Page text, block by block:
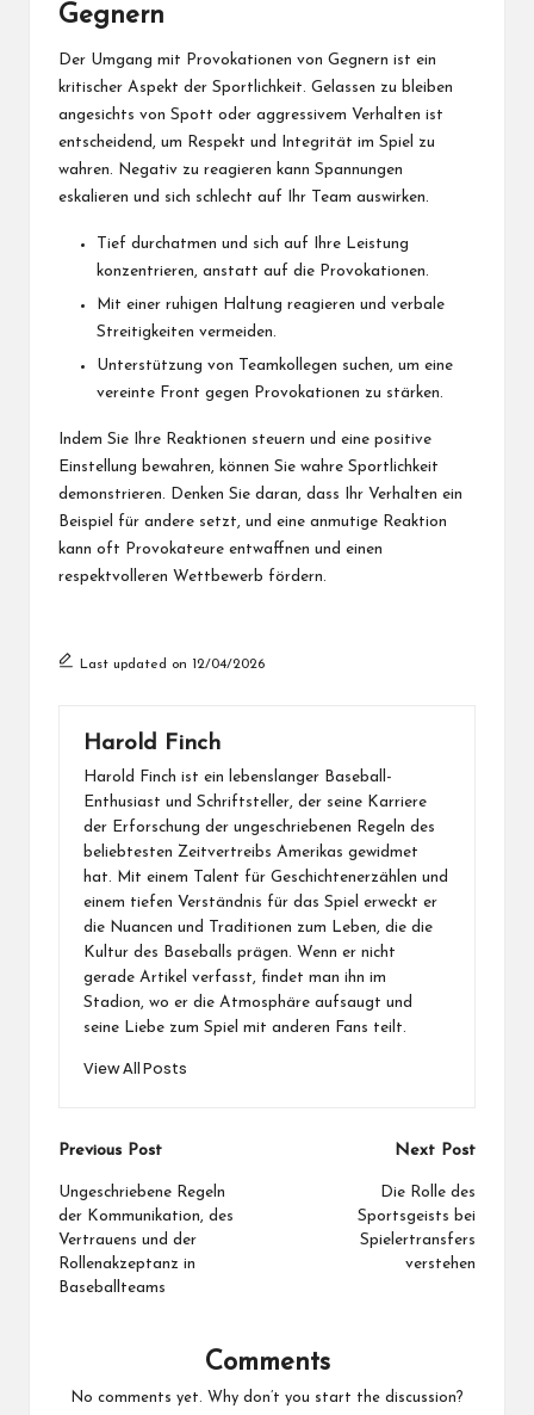
Gegnern
Der Umgang mit Provokationen von Gegnern ist ein
kritischer Aspekt der Sportlichkeit. Gelassen zu bleiben
angesichts von Spott oder aggressivem Verhalten ist
entscheidend, um Respekt und Integrität im Spiel zu
wahren. Negativ zu reagieren kann Spannungen
eskalieren und sich schlecht auf Ihr Team auswirken.
Tief durchatmen und sich auf Ihre Leistung
konzentrieren, anstatt auf die Provokationen.
Mit einer ruhigen Haltung reagieren und verbale
Streitigkeiten vermeiden.
Unterstützung von Teamkollegen suchen, um eine
vereinte Front gegen Provokationen zu stärken.
Indem Sie Ihre Reaktionen steuern und eine positive
Einstellung bewahren, können Sie wahre Sportlichkeit
demonstrieren. Denken Sie daran, dass Ihr Verhalten ein
Beispiel für andere setzt, und eine anmutige Reaktion
kann oft Provokateure entwaffnen und einen
respektvolleren Wettbewerb fördern.
Last updated on 12/04/2026
Harold Finch
Harold Finch ist ein lebenslanger Baseball-
Enthusiast und Schriftsteller, der seine Karriere
der Erforschung der ungeschriebenen Regeln des
beliebtesten Zeitvertreibs Amerikas gewidmet
hat. Mit einem Talent für Geschichtenerzählen und
einem tiefen Verständnis für das Spiel erweckt er
die Nuancen und Traditionen zum Leben, die die
Kultur des Baseballs prägen. Wenn er nicht
gerade Artikel verfasst, findet man ihn im
Stadion, wo er die Atmosphäre aufsaugt und
seine Liebe zum Spiel mit anderen Fans teilt.
View All Posts
Post
navigation
Previous Post
Ungeschriebene Regeln
der Kommunikation, des
Vertrauens und der
Rollenakzeptanz in
Baseballteams
Next Post
Die Rolle des
Sportsgeists bei
Spielertransfers
verstehen
Comments
No comments yet. Why don’t you start the discussion?